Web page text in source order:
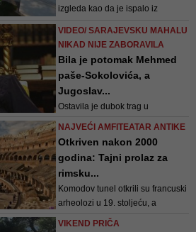
izgleda kao da je ispalo iz
grofovske obitelji Janković, a
danas to čine turisti
VIDEO/ SARAJEVSKU MAHALU
NIKAD NIJE ZABORAVILA
Bila je potomak Mehmed
paše-Sokolovića, a
Jugoslav...
Ostavila je dubok trag u
jugoslovenskoj kinematografiji, a
sportistkinja i nepobjediva
šahistkinja obožavala je bridž,
kafanu, ali i društvano-politički rad
NAJVEĆI AMFITEATAR ANTIKE
Otkriven nakon 2000
godina: Tajni prolaz za
rimsku...
Komodov tunel otkrili su francuski
arheolozi u 19. stoljeću, a
nedavnom obnovom uređena je
VIKEND PRIČA